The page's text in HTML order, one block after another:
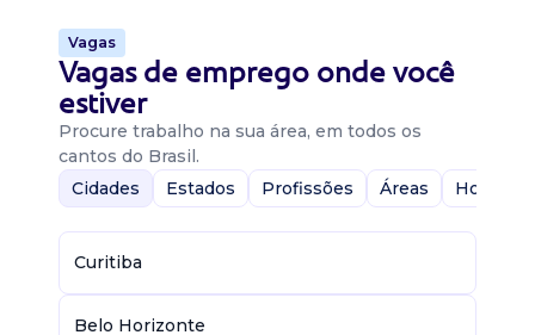
Vagas
Vagas de emprego onde você
estiver
Procure trabalho na sua área, em todos os
cantos do Brasil.
Cidades
Estados Profissões Áreas Home-
Curitiba
Belo Horizonte